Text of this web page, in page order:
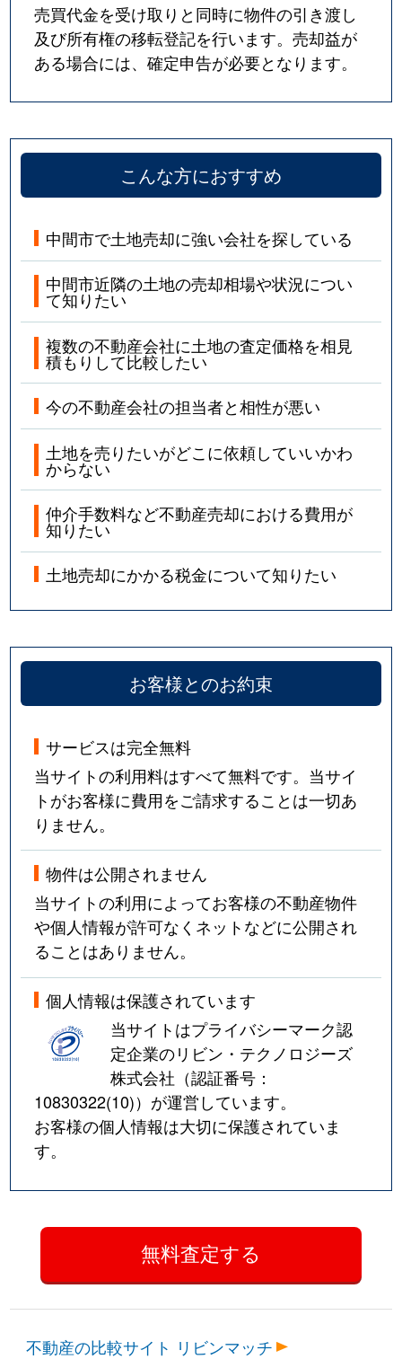
売買代金を受け取りと同時に物件の引き渡し
及び所有権の移転登記を行います。売却益が
ある場合には、確定申告が必要となります。
こんな方におすすめ
中間市で土地売却に強い会社を探している
中間市近隣の土地の売却相場や状況につい
て知りたい
複数の不動産会社に土地の査定価格を相見
積もりして比較したい
今の不動産会社の担当者と相性が悪い
土地を売りたいがどこに依頼していいかわ
からない
仲介手数料など不動産売却における費用が
知りたい
土地売却にかかる税金について知りたい
お客様とのお約束
サービスは完全無料
当サイトの利用料はすべて無料です。当サイ
トがお客様に費用をご請求することは一切あ
りません。
物件は公開されません
当サイトの利用によってお客様の不動産物件
や個人情報が許可なくネットなどに公開され
ることはありません。
個人情報は保護されています
当サイトはプライバシーマーク認
定企業のリビン・テクノロジーズ
株式会社（認証番号：
10830322(10)）が運営しています。
お客様の個人情報は大切に保護されていま
す。
不動産の比較サイト リビンマッチ